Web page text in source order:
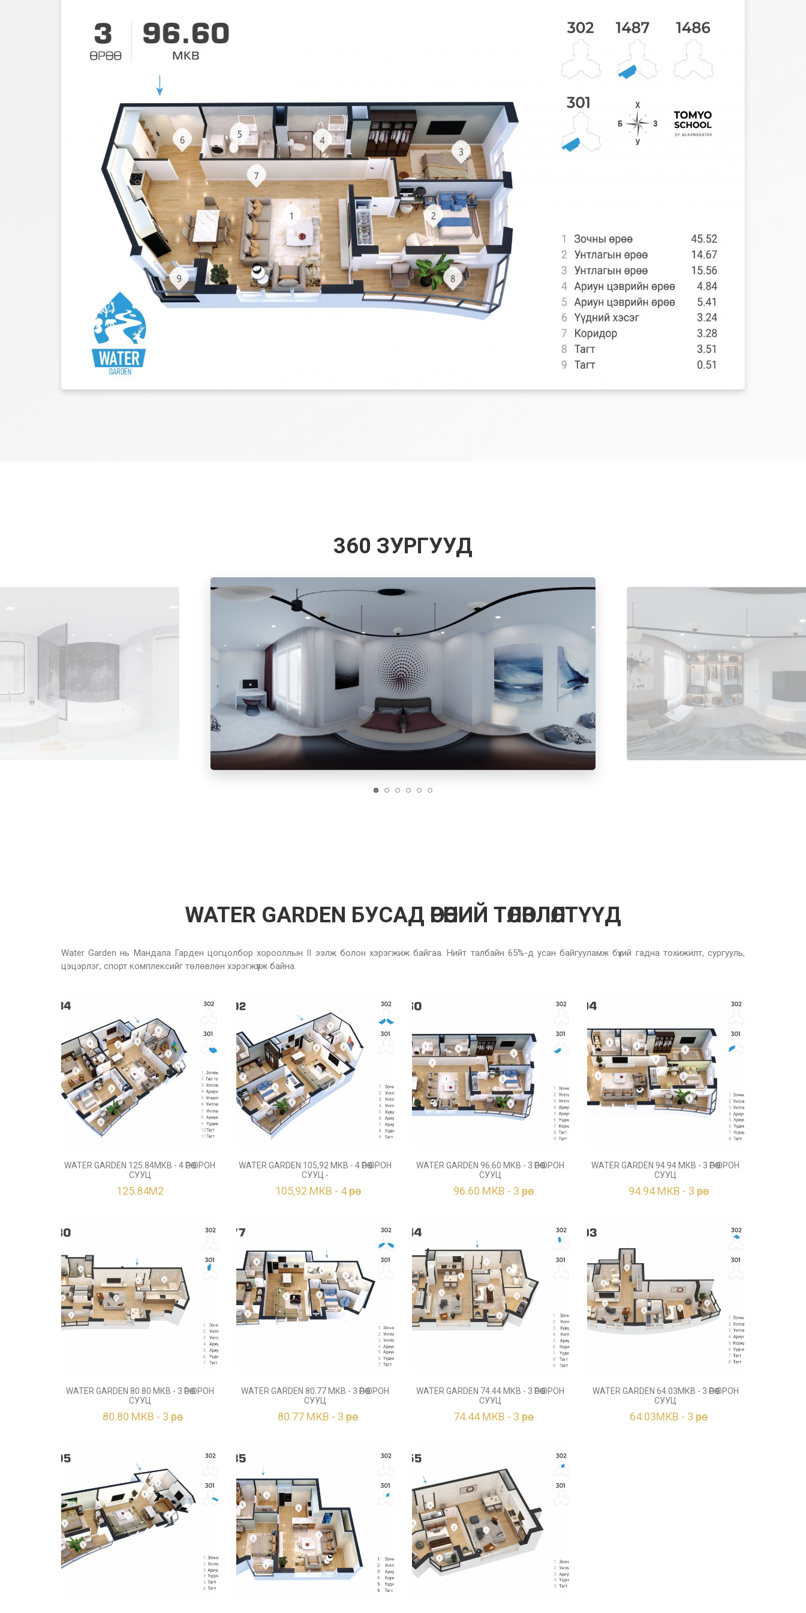
360 ЗУРГУУД
WATER GARDEN БУСАД ӨРӨӨНИЙ ТӨЛӨВЛӨЛТҮҮД
Water Garden нь Мандала Гарден цогцолбор хорооллын II ээлж болон хэрэгжиж байгаа. Нийт талбайн 65%-д усан байгууламж бүхий гадна тохижилт, сургууль,
цэцэрлэг, спорт комплексийг төлөвлөн хэрэгжүүлж байна.
WATER GARDEN 125.84МКВ - 4 ӨРӨӨ ОРОН
СУУЦ
125.84М2
WATER GARDEN 105,92 МКВ - 4 ӨРӨӨ ОРОН
СУУЦ -
105,92 МКВ - 4 өрөө
WATER GARDEN 96.60 МКВ - 3 ӨРӨӨ ОРОН
СУУЦ
96.60 МКВ - 3 өрөө
WATER GARDEN 94.94 МКВ - 3 ӨРӨӨ ОРОН
СУУЦ
94.94 МКВ - 3 өрөө
WATER GARDEN 80.80 МКВ - 3 ӨРӨӨ ОРОН
СУУЦ
80.80 МКВ - 3 өрөө
WATER GARDEN 80.77 МКВ - 3 ӨРӨӨ ОРОН
СУУЦ
80.77 МКВ - 3 өрөө
WATER GARDEN 74.44 МКВ - 3 ӨРӨӨ ОРОН
СУУЦ
74.44 МКВ - 3 өрөө
WATER GARDEN 64.03МКВ - 3 ӨРӨӨ ОРОН
СУУЦ
64.03МКВ - 3 өрөө